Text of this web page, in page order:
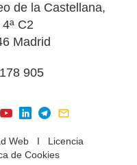
de la Castellana,
C2
Madrid
905
WebI Licencia
de Cookies